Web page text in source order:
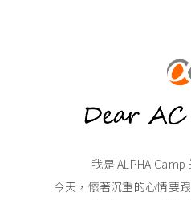
我是 ALPHA
今天，懷著沉重的心情要